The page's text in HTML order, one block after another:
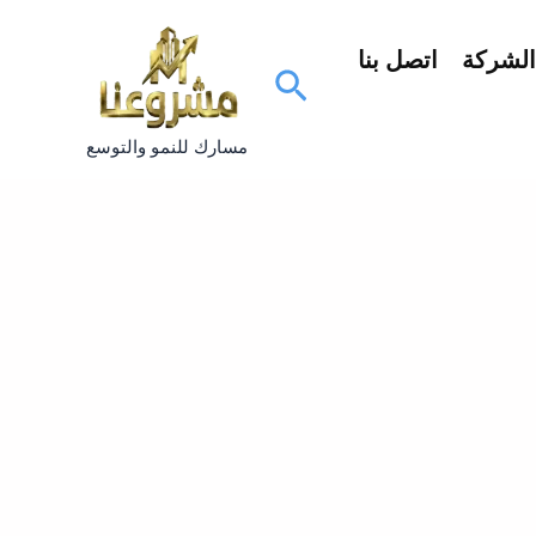
اتصل بنا
البحث
مسارك للنمو والتوسع